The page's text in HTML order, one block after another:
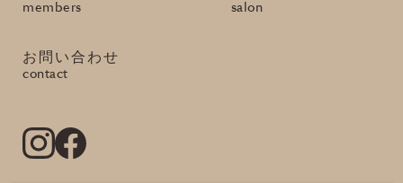
members salon
お問い合わせ
contact